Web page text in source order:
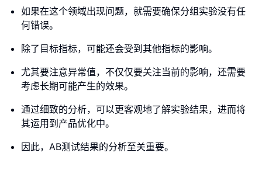
如果在这个领域出现问题，就需要确保分组实验没有任
何错误。
除了目标指标，可能还会受到其他指标的影响。
尤其要注意异常值，不仅仅要关注当前的影响，还需要
考虑长期可能产生的效果。
通过细致的分析，可以更客观地了解实验结果，进而将
其运用到产品优化中。
因此，AB测试结果的分析至关重要。